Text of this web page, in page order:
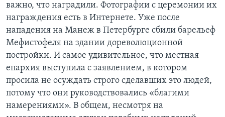
важно, что наградили. Фотографии с церемонии их
награждения есть в Интернете. Уже после
нападения на Манеж в Петербурге сбили барельеф
Мефистофеля на здании дореволюционной
постройки. И самое удивительное, что местная
епархия выступила с заявлением, в котором
просила не осуждать строго сделавших это людей,
потому что они руководствовались «благими
намерениями». В общем, несмотря на